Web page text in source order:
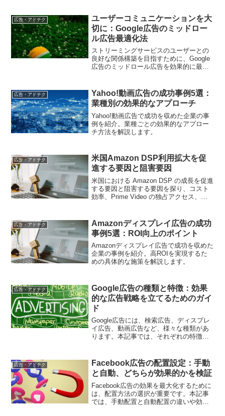
広告・アドテク
ユーザーコミュニケーションを大
切に：Google広告のミッドロー
ル広告最適化法
ストリーミングサービスのユーザーとの
良好な関係構築を目指すために、Google
広告のミッドロール広告を効果的に最適
広告・アドテク
Yahoo!動画広告の成功事例5選：
業種別の効果的なアプローチ
Yahoo!動画広告で成功を収めた企業の事
例を紹介。業種ごとの効果的なアプロー
チ方法を解説します。
広告・アドテク
米国Amazon DSP利用拡大を促
進する要因と阻害要因
米国における Amazon DSP の成長を促進
する要因と阻害する要因を探り、コスト
効率、Prime Video の独占アクセス、広
広告・アドテク
Amazonディスプレイ広告の成功
事例5選：ROI向上のポイント
Amazonディスプレイ広告で成功を収めた
企業の事例を紹介。高ROIを実現するた
めの具体的な施策を解説します。
広告・アドテク
Google広告の種類と特徴：効果
的な広告戦略を立てるためのガイ
ド
Google広告には、検索広告、ディスプレ
イ広告、動画広告など、様々な種類があ
ります。本記事では、それぞれの特徴と
す。
広告・アドテク
Facebook広告の配置設定：手動
と自動、どちらが効果的かを検証
Facebook広告の効果を最大化するために
は、配置方法の選択が重要です。本記事
では、手動配置と自動配置の違いや効果